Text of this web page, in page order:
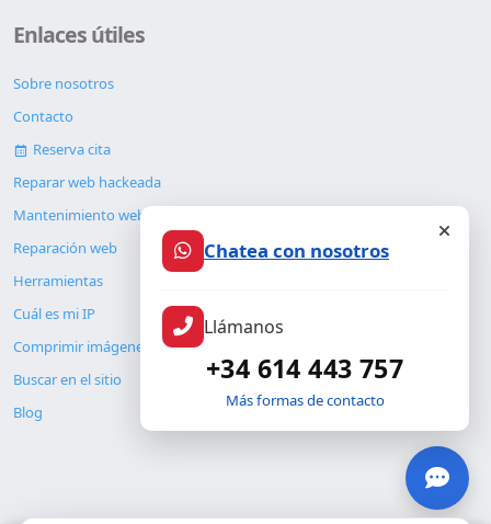
Enlaces útiles
Sobre nosotros
Contacto
Reserva cita
Reparar web hackeada
Mantenimiento web
Reparación web
Herramientas
Cuál es mi IP
Comprimir imágenes
Buscar en el sitio
Blog
Chatea con nosotros
Llámanos
+34 614 443 757
Más formas de contacto